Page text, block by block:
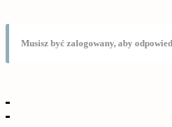
Musisz być zalogowany, aby